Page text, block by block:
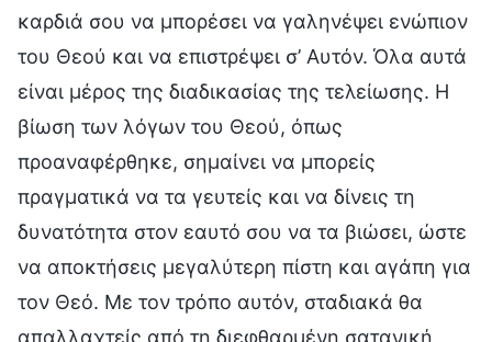
καρδιά σου να μπορέσει να γαληνέψει ενώπιον
του Θεού και να επιστρέψει σ’ Αυτόν. Όλα αυτά
είναι μέρος της διαδικασίας της τελείωσης. Η
βίωση των λόγων του Θεού, όπως
προαναφέρθηκε, σημαίνει να μπορείς
πραγματικά να τα γευτείς και να δίνεις τη
δυνατότητα στον εαυτό σου να τα βιώσει, ώστε
να αποκτήσεις μεγαλύτερη πίστη και αγάπη για
τον Θεό. Με τον τρόπο αυτόν, σταδιακά θα
απαλλαχτείς από τη διεφθαρμένη σατανική